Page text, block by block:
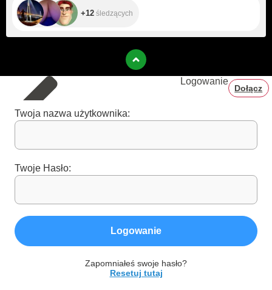
+12 śledzących
Logowanie
Dołącz
Twoja nazwa użytkownika:
Twoje Hasło:
Logowanie
Zapomniałeś swoje hasło?
Resetuj tutaj